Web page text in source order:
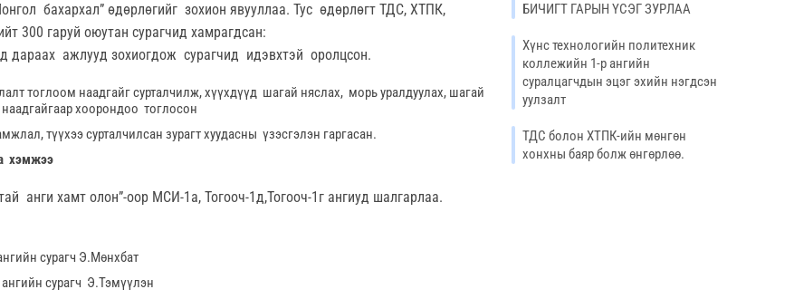
бахархал” өдөрлөгийг зохион явууллаа. Тус өдөрлөгт ТДС, ХТПК,
300 гаруй оюутан сурагчид хамрагдсан:
дараах ажлууд зохиогдож сурагчид идэвхтэй оролцсон.
тоглоом наадгайг сурталчилж, хүүхдүүд шагай няслах, морь уралдуулах, шагай
хоорондоо тоглосон
түүхээ сурталчилсан зурагт хуудасны үзэсгэлэн гаргасан.
хэмжээ
анги хамт олон”-оор МСИ-1а, Тогооч-1д,Тогооч-1г ангиуд шалгарлаа.
сурагч Э.Мөнхбат
сурагч Э.Тэмүүлэн
БИЧИГТ ГАРЫН ҮСЭГ ЗУРЛАА
Хүнс технологийн политехник
коллежийн 1-р ангийн
суралцагчдын эцэг эхийн нэгдсэн
уулзалт
ТДС болон ХТПК-ийн мөнгөн
хонхны баяр болж өнгөрлөө.